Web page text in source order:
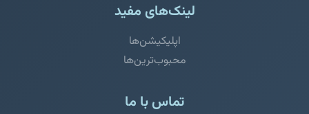
لینک‌های مفید
اپلیکیشن‌ها
محبوب‌ترین‌ها
تماس با ما